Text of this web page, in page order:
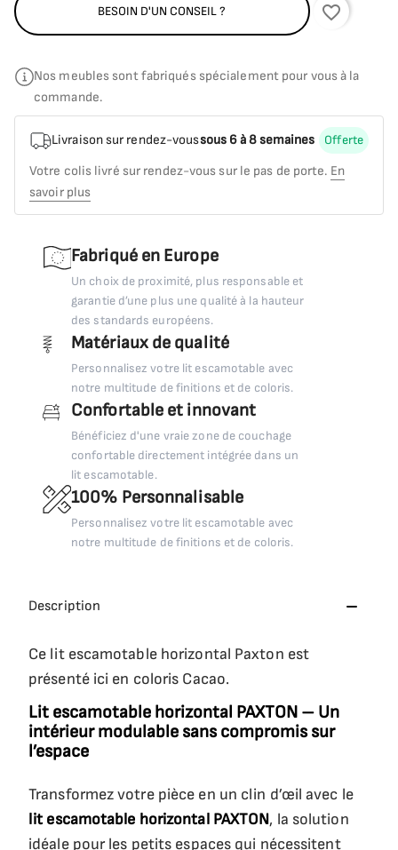
BESOIN D'UN CONSEIL ? favorite_border
Nos meubles sont fabriqués spécialement pour vous à la
commande.
Livraison sur rendez-voussous 6 à 8 semaines Offerte
Votre colis livré sur rendez-vous sur le pas de porte. En
savoir plus
Fabriqué en Europe
Un choix de proximité, plus responsable et
garantie d’une plus une qualité à la hauteur
des standards européens.
Matériaux de qualité
Personnalisez votre lit escamotable avec
notre multitude de finitions et de coloris.
Confortable et innovant
Bénéficiez d'une vraie zone de couchage
confortable directement intégrée dans un
lit escamotable.
100% Personnalisable
Personnalisez votre lit escamotable avec
notre multitude de finitions et de coloris.
Description
Ce lit escamotable horizontal Paxton est
présenté ici en coloris Cacao.
Lit escamotable horizontal PAXTON – Un
intérieur modulable sans compromis sur
l’espace
Transformez votre pièce en un clin d’œil avec le
lit escamotable horizontal PAXTON, la solution
idéale pour les petits espaces qui nécessitent